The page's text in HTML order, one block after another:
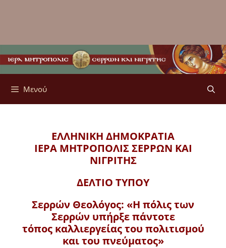
Μενού
ΕΛΛΗΝΙΚΗ ΔΗΜΟΚΡΑΤΙΑ
ΙΕΡΑ ΜΗΤΡΟΠΟΛΙΣΣΕΡΡΩΝ ΚΑΙ
ΝΙΓΡΙΤΗΣ
ΔΕΛΤΙΟ ΤΥΠΟΥ
Σερρών Θεολόγος: «Η πόλις των
Σερρών υπήρξε πάντοτε
τόπος καλλιεργείας του πολιτισμού
και του πνεύματος»